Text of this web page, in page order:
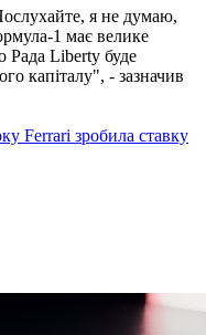
я не думаю,
1 має велике
Рада Liberty буде
капіталу", - зазначив
Ferrari зробила ставку